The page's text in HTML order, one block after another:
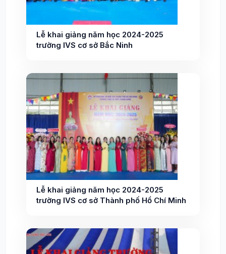
Lễ khai giảng năm học 2024-2025
trường IVS cơ sở Bắc Ninh
Lễ khai giảng năm học 2024-2025
trường IVS cơ sở Thành phố Hồ Chí Minh